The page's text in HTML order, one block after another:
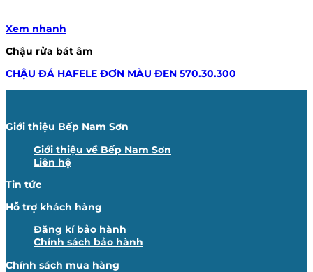
Xem nhanh
Chậu rửa bát âm
CHẬU ĐÁ HAFELE ĐƠN MÀU ĐEN 570.30.300
Giới thiệu Bếp Nam Sơn
Giới thiệu về Bếp Nam Sơn
Liên hệ
Tin tức
Hỗ trợ khách hàng
Đăng kí bảo hành
Chính sách bảo hành
Chính sách mua hàng